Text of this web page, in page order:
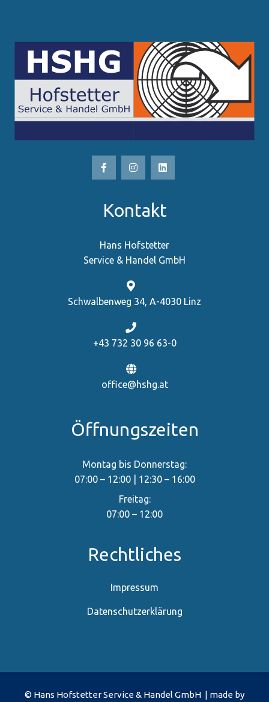
Kontakt
Hans Hofstetter
Service & Handel GmbH
Schwalbenweg 34, A-4030 Linz
+43 732 30 96 63-0
office@hshg.at
Öffnungszeiten
Montag bis Donnerstag:
07:00 – 12:00 | 12:30 – 16:00
Freitag:
07:00 – 12:00
Rechtliches
Impressum
Datenschutzerklärung
© Hans Hofstetter Service & Handel GmbH | made by